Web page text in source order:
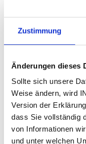
Zustimmung
Änderungen dieses
Sollte sich unsere
Weise ändern, wird
Version der
dass Sie vollständig
von Informationen
und unter welchen